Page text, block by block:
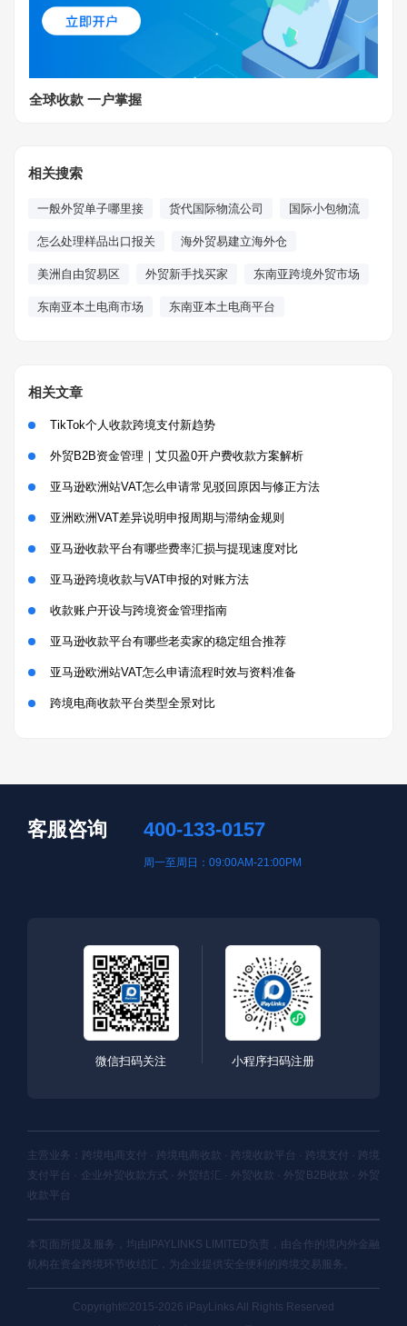
全球收款 一户掌握
相关搜索
一般外贸单子哪里接 货代国际物流公司 国际小包物流
怎么处理样品出口报关 海外贸易建立海外仓
美洲自由贸易区 外贸新手找买家 东南亚跨境外贸市场
东南亚本土电商市场 东南亚本土电商平台
相关文章
TikTok个人收款跨境支付新趋势
外贸B2B资金管理｜艾贝盈0开户费收款方案解析
亚马逊欧洲站VAT怎么申请常见驳回原因与修正方法
亚洲欧洲VAT差异说明申报周期与滞纳金规则
亚马逊收款平台有哪些费率汇损与提现速度对比
亚马逊跨境收款与VAT申报的对账方法
收款账户开设与跨境资金管理指南
亚马逊收款平台有哪些老卖家的稳定组合推荐
亚马逊欧洲站VAT怎么申请流程时效与资料准备
跨境电商收款平台类型全景对比
客服咨询 400-133-0157
周一至周日：09:00AM-21:00PM
微信扫码关注 小程序扫码注册
主营业务：跨境电商支付 · 跨境电商收款 · 跨境收款平台 · 跨境支付 · 跨境
支付平台 · 企业外贸收款方式 · 外贸结汇 · 外贸收款 · 外贸B2B收款 · 外贸
收款平台
本页面所提及服务，均由IPAYLINKS LIMITED负责，由合作的境内外金融
机构在资金跨境环节收结汇，为企业提供安全便利的跨境交易服务。
Copyright©2015-2026 iPayLinks All Rights Reserved